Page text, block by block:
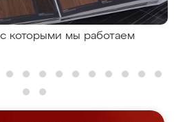
которыми мы работаем